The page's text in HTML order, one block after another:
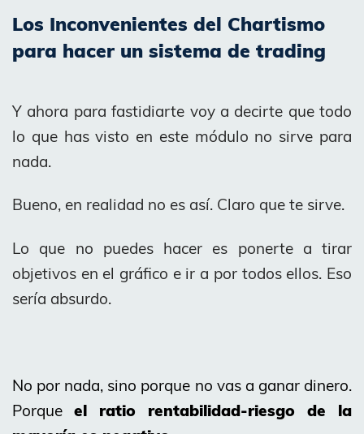
Los Inconvenientes del Chartismo
para hacer un sistema de trading
Y ahora para fastidiarte voy a decirte que todo
lo que has visto en este módulo no sirve para
nada.
Bueno, en realidad no es así. Claro que te sirve.
Lo que no puedes hacer es ponerte a tirar
objetivos en el gráfico e ir a por todos ellos. Eso
sería absurdo.
No por nada, sino porque no vas a ganar dinero.
Porque el ratio rentabilidad-riesgo de la